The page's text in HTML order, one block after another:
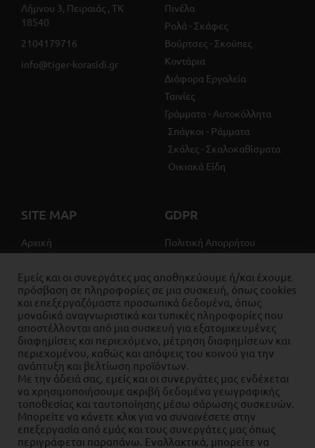
Λήμνου 3, Πειραιάς , ΤΚ
18540
2104179716
info@tiger-korasidi.gr
Πινέλα
Ρολά - Σκάφες
Βούρτσες - Σκούπες
Κοντάρια
Διάφορα Εργαλεία
Ταινίες
Γράμματα - Αυτοκόλλητα
Σπάγκοι - Ράμματα
Σκάλες - Σκαλοκαθίσματα
Οικιακά Είδη
SITE MAP
Αρχική
Προϊόντα
Επικοινωνία
Ο Λογαριασμός Μου
GDPR
Πολιτική Απορρήτου
Πολιτική cookies
Εμείς και οι συνεργάτες μας αποθηκεύουμε ή/και έχουμε
πρόσβαση σε πληροφορίες σε μια συσκευή, όπως cookies
και επεξεργαζόμαστε προσωπικά δεδομένα, όπως
μοναδικά αναγνωριστικά και τυπικές πληροφορίες που
αποστέλλονται από μια συσκευή για εξατομικευμένες
διαφημίσεις και περιεχόμενο, μέτρηση διαφημίσεων και
περιεχομένου, καθώς και απόψεις του κοινού για την
ανάπτυξη και βελτίωση προϊόντων.
Με την άδειά σας, εμείς και οι συνεργάτες μας ενδέχεται
να χρησιμοποιήσουμε ακριβή δεδομένα γεωγραφικής
τοποθεσίας και ταυτοποίησης μέσω σάρωσης συσκευών.
Μπορείτε να κάνετε κλικ για να συναινέσετε στην
επεξεργασία από εμάς και τους συνεργάτες μας όπως
περιγράφεται παραπάνω. Εναλλακτικά, μπορείτε να